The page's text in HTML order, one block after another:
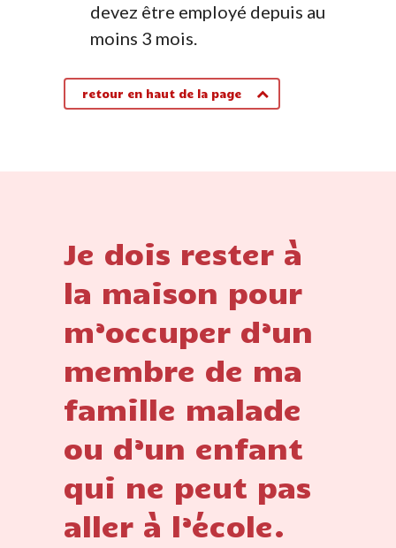
devez être employé depuis au
moins 3 mois.
retour en haut de la page
Je dois rester à
la maison pour
m’occuper d’un
membre de ma
famille malade
ou d’un enfant
qui ne peut pas
aller à l’école.